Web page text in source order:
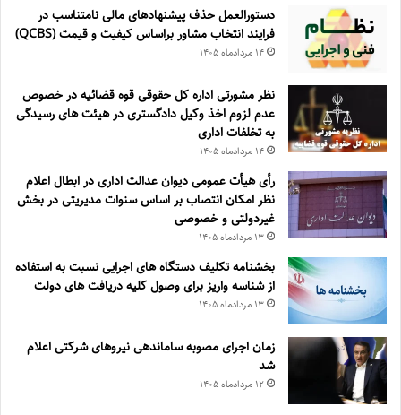
دستورالعمل حذف پيشنهادهای مالی نامتناسب در
فرايند انتخاب مشاور براساس كيفيت و قيمت (QCBS)
۱۴ مرداد‌ماه ۱۴۰۵
نظر مشورتی اداره کل حقوقی قوه قضائیه در خصوص
عدم لزوم اخذ وکیل دادگستری در هیئت های رسیدگی
به تخلفات اداری
۱۴ مرداد‌ماه ۱۴۰۵
رأی هیأت عمومی دیوان عدالت اداری در ابطال اعلام
نظر امکان انتصاب بر اساس سنوات مدیریتی در بخش
غیردولتی و خصوصی
۱۳ مرداد‌ماه ۱۴۰۵
بخشنامه تکلیف دستگاه های اجرایی نسبت به استفاده
از شناسه واریز برای وصول کلیه دریافت های دولت
۱۳ مرداد‌ماه ۱۴۰۵
زمان اجرای مصوبه ساماندهی نیروهای شرکتی اعلام
شد
۱۲ مرداد‌ماه ۱۴۰۵